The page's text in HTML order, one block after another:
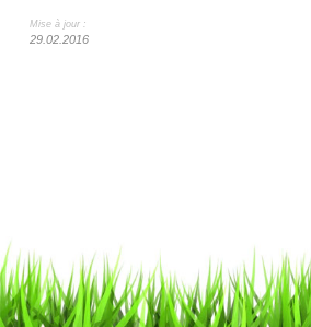
Mise à jour :
29.02.2016